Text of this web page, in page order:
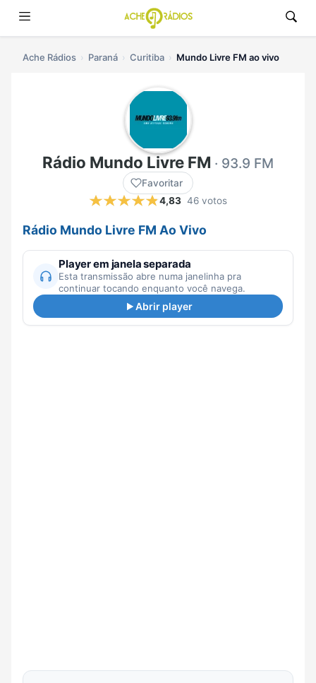
Ache Rádios Paraná Curitiba Mundo Livre FM ao vivo
Rádio Mundo Livre FM · 93.9 FM
Favoritar
4,83 46 votos
Rádio Mundo Livre FM Ao Vivo
Player em janela separada
Esta transmissão abre numa janelinha pra
continuar tocando enquanto você navega.
Abrir player